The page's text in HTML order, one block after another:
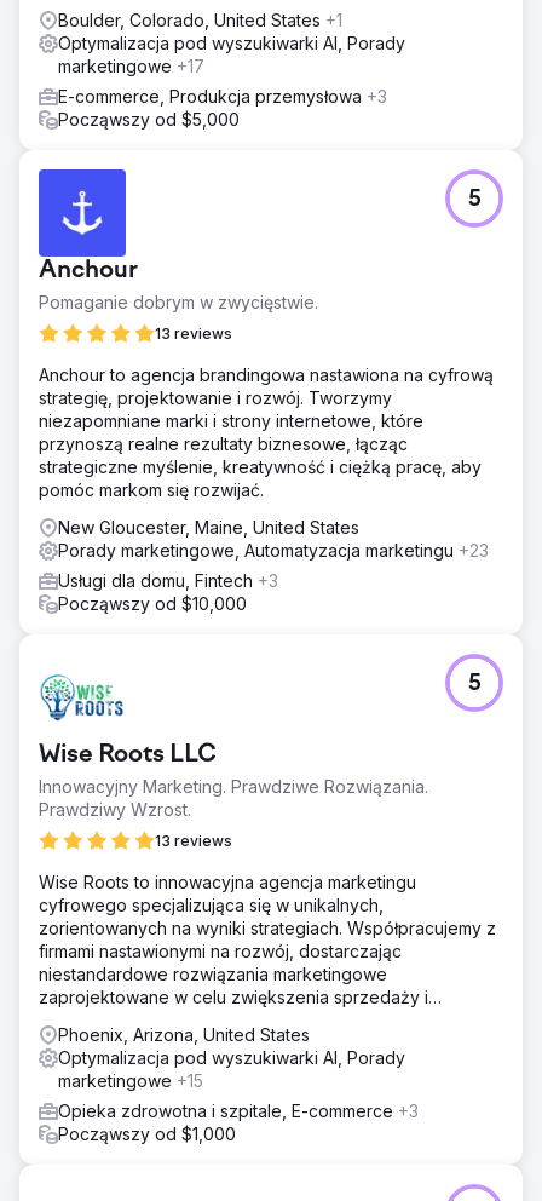
Boulder, Colorado, United States +1
Optymalizacja pod wyszukiwarki AI, Porady
marketingowe +17
E-commerce, Produkcja przemysłowa +3
Począwszy od $5,000
Anchour
Pomaganie dobrym w zwycięstwie.
13 reviews
5
Anchour to agencja brandingowa nastawiona na cyfrową
strategię, projektowanie i rozwój. Tworzymy
niezapomniane marki i strony internetowe, które
przynoszą realne rezultaty biznesowe, łącząc
strategiczne myślenie, kreatywność i ciężką pracę, aby
pomóc markom się rozwijać.
New Gloucester, Maine, United States
Porady marketingowe, Automatyzacja marketingu +23
Usługi dla domu, Fintech +3
Począwszy od $10,000
Wise Roots LLC
Innowacyjny Marketing. Prawdziwe Rozwiązania.
Prawdziwy Wzrost.
13 reviews
5
Wise Roots to innowacyjna agencja marketingu
cyfrowego specjalizująca się w unikalnych,
zorientowanych na wyniki strategiach. Współpracujemy z
firmami nastawionymi na rozwój, dostarczając
niestandardowe rozwiązania marketingowe
zaprojektowane w celu zwiększenia sprzedaży i
Phoenix, Arizona, United States
Optymalizacja pod wyszukiwarki AI, Porady
marketingowe +15
Opieka zdrowotna i szpitale, E-commerce +3
Począwszy od $1,000